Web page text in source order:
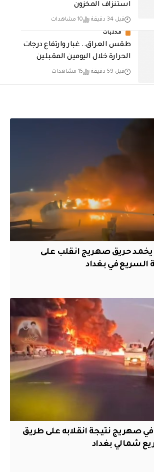
استنزاف المخزون
قبل 34 دقيقة 10 مشاهدات
محليات
طقس العراق.. غبار وارتفاع درجات
الحرارة خلال اليومين المقبلين
قبل 59 دقيقة 15 مشاهدات
يخمد حريق صهريج انقلب على
في بغداد
في صهريج نتيجة انقلابه على طريق
شمالي بغداد